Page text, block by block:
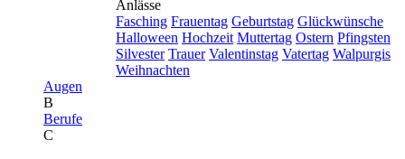
Anlässe
Fasching Frauentag Geburtstag Glückwünsche
Halloween Hochzeit Muttertag Ostern Pfingsten
Silvester Trauer Valentinstag Vatertag Walpurgis
Weihnachten
Augen
B
Berufe
C